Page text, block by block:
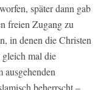
später dann gab
freien Zugang zu
in denen die Christen
gleich mal die
ausgehenden
beherrscht –